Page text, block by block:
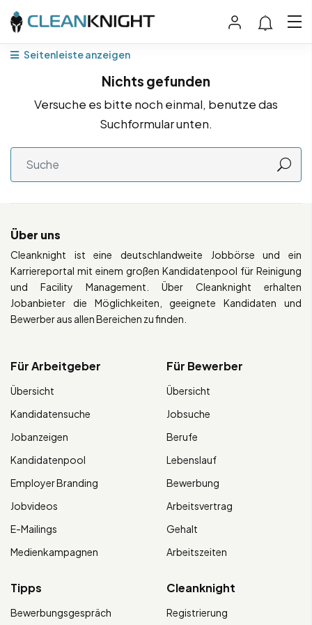
Seitenleiste anzeigen
Nichts gefunden
Versuche es bitte noch einmal, benutze das
Suchformular unten.
Über uns
Cleanknight ist eine deutschlandweite Jobbörse und ein
Karriereportal mit einem großen Kandidatenpool für Reinigung
und Facility Management. Über Cleanknight erhalten
Jobanbieter die Möglichkeiten, geeignete Kandidaten und
Bewerber aus allen Bereichen zu finden.
Für Arbeitgeber
Übersicht
Kandidatensuche
Jobanzeigen
Kandidatenpool
Employer Branding
Jobvideos
E-Mailings
Medienkampagnen
Für Bewerber
Übersicht
Jobsuche
Berufe
Lebenslauf
Bewerbung
Arbeitsvertrag
Gehalt
Arbeitszeiten
Tipps
Bewerbungsgespräch
Cleanknight
Registrierung